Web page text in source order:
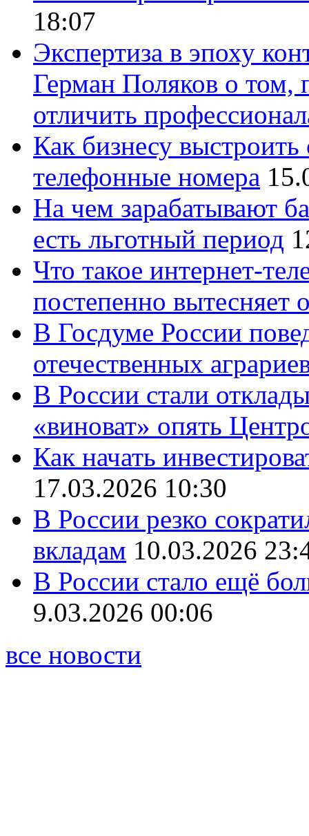
18:07
Экспертиза в эпоху
Герман Поляков о том,
отличить
Как бизнесу
телефонные номера
На чем зарабатывают
есть льготный период
Что такое интернет-
постепенно вытесняет
В Госдуме России
отечественных
В России стали
«виноват» опять
Как начать
17.03.2026 10:30
В России резко
вкладам 10.03.2026
В России стало ещё
9.03.2026 00:06
все новости